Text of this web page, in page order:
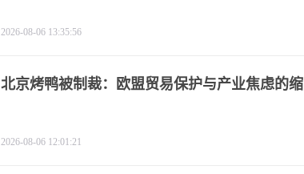
2026-08-06 13:35:56
北京烤鸭被制裁：欧盟贸易保护与产业焦虑的缩
2026-08-06 12:01:21